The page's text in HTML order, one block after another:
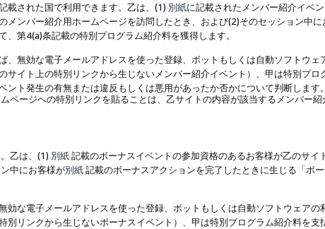
載された国で利用できます。乙は、(1) 別紙に記載されたメンバー紹介イベ
ンバー紹介用ホームページを訪問したとき、および(2)そのセッション中に
、第4(a)条記載の特別プログラム紹介料を獲得します。
無効な電子メールアドレスを使った登録、ボットもしくは自動ソフトウェ
イト上の特別リンクから生じないメンバー紹介イベント）、甲は特別プロ
ト発生の有無または違反もしくは悪用があったか否かについて判断します。
ページへの特別リンクを貼ることは、乙サイトの内容が該当するメンバー
乙は、(1) 別紙記載のボーナスイベントの参加資格のあるお客様が乙のサイ
中にお客様が別紙記載のボーナスアクションを完了したときに生じる「ボー
な電子メールアドレスを使った登録、ボットもしくは自動ソフトウェアの
リンクから生じないボーナスイベント）、甲は特別プログラム紹介料を支